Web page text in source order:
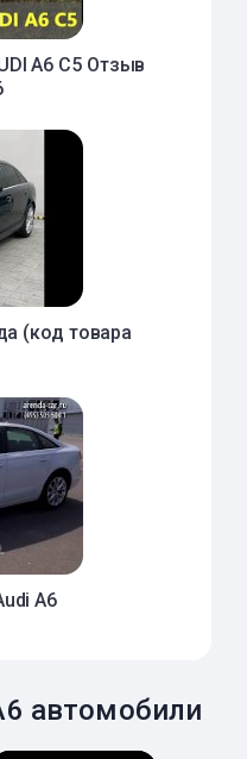
A6 C5 Отзыв
(код товара
A6
автомобили